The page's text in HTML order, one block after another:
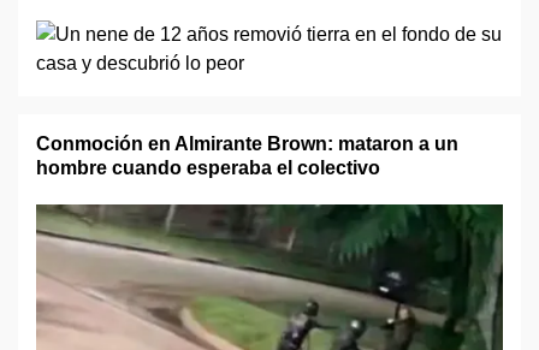
Conmoción en Almirante Brown: mataron a un
hombre cuando esperaba el colectivo